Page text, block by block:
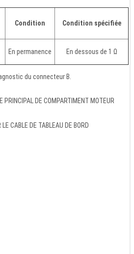
Condition Condition spécifiée
En permanence En dessous de 1 Ω
du connecteur B.
PRINCIPAL DE COMPARTIMENT MOTEUR
LE CABLE DE TABLEAU DE BORD